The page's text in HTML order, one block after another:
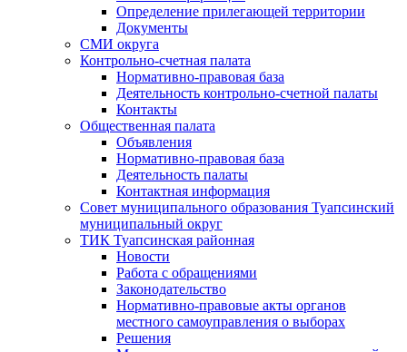
Определение прилегающей территории
Документы
СМИ округа
Контрольно-счетная палата
Нормативно-правовая база
Деятельность контрольно-счетной палаты
Контакты
Общественная палата
Объявления
Нормативно-правовая база
Деятельность палаты
Контактная информация
Совет муниципального образования Туапсинский
муниципальный округ
ТИК Туапсинская районная
Новости
Работа с обращениями
Законодательство
Нормативно-правовые акты органов
местного самоуправления о выборах
Решения